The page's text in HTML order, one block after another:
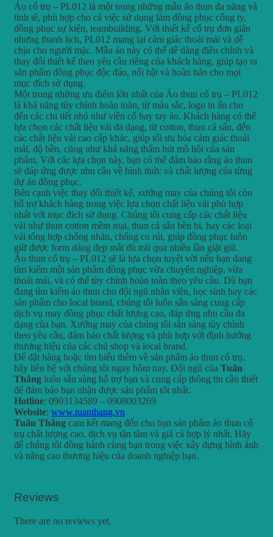
Áo cổ trụ – PL012 là một trong những mẫu áo thun đa năng và
tinh tế, phù hợp cho cả việc sử dụng làm đồng phục công ty,
đồng phục sự kiện, teambuilding. Với thiết kế cổ trụ đơn giản
nhưng thanh lịch, PL012 mang lại cảm giác thoải mái và dễ
chịu cho người mặc. Mẫu áo này có thể dễ dàng điều chỉnh và
thay đổi thiết kế theo yêu cầu riêng của khách hàng, giúp tạo ra
sản phẩm đồng phục độc đáo, nổi bật và hoàn hảo cho mọi
mục đích sử dụng.
Một trong những ưu điểm lớn nhất của Áo thun cổ trụ – PL012
là khả năng tùy chỉnh hoàn toàn, từ màu sắc, logo in ấn cho
đến các chi tiết nhỏ như viền cổ hay tay áo. Khách hàng có thể
lựa chọn các chất liệu vải đa dạng, từ cotton, thun cá sấu, đến
các chất liệu vải cao cấp khác, giúp tối ưu hóa cảm giác thoải
mái, độ bền, cũng như khả năng thấm hút mồ hôi của sản
phẩm. Với các lựa chọn này, bạn có thể đảm bảo rằng áo thun
sẽ đáp ứng được nhu cầu về hình thức và chất lượng của từng
dự án đồng phục.
Bên cạnh việc thay đổi thiết kế, xưởng may của chúng tôi còn
hỗ trợ khách hàng trong việc lựa chọn chất liệu vải phù hợp
nhất với mục đích sử dụng. Chúng tôi cung cấp các chất liệu
vải như thun cotton mềm mại, thun cá sấu bền bỉ, hay các loại
vải tổng hợp chống nhăn, chống co rút, giúp đồng phục luôn
giữ được form dáng đẹp mắt dù trải qua nhiều lần giặt giũ.
Áo thun cổ trụ – PL012 sẽ là lựa chọn tuyệt vời nếu bạn đang
tìm kiếm một sản phẩm đồng phục vừa chuyên nghiệp, vừa
thoải mái, và có thể tùy chỉnh hoàn toàn theo yêu cầu. Dù bạn
đang tìm kiếm áo thun cho đội ngũ nhân viên, học sinh hay các
sản phẩm cho local brand, chúng tôi luôn sẵn sàng cung cấp
dịch vụ may đồng phục chất lượng cao, đáp ứng nhu cầu đa
dạng của bạn. Xưởng may của chúng tôi sẵn sàng tùy chỉnh
theo yêu cầu, đảm bảo chất lượng và phù hợp với định hướng
thương hiệu của các chủ shop và local brand.
Để đặt hàng hoặc tìm hiểu thêm về sản phẩm áo thun cổ trụ,
hãy liên hệ với chúng tôi ngay hôm nay. Đội ngũ của Tuấn
Thắng luôn sẵn sàng hỗ trợ bạn và cung cấp thông tin cần thiết
để đảm bảo bạn nhận được sản phẩm tốt nhất.
Hotline: 0903134589 – 0908003269
Website: www.tuanthang.vn
Tuấn Thắng cam kết mang đến cho bạn sản phẩm áo thun cổ
trụ chất lượng cao, dịch vụ tận tâm và giá cả hợp lý nhất. Hãy
để chúng tôi đồng hành cùng bạn trong việc xây dựng hình ảnh
và nâng cao thương hiệu của doanh nghiệp bạn.
Reviews
There are no reviews yet.